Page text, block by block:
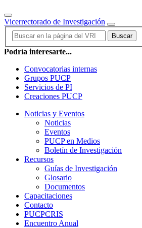
Vicerrectorado de Investigación
Buscar
Podría interesarte...
Convocatorias internas
Grupos PUCP
Servicios de PI
Creaciones PUCP
Noticias y Eventos
Noticias
Eventos
PUCP en Medios
Boletín de Investigación
Recursos
Guías de Investigación
Glosario
Documentos
Capacitaciones
Contacto
PUCPCRIS
Encuentro Anual